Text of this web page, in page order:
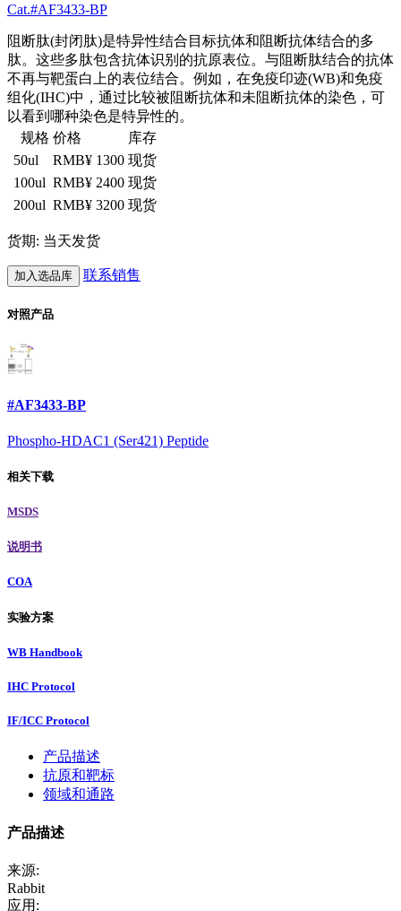
Cat.#AF3433-BP
阻断肽(封闭肽)是特异性结合目标抗体和阻断抗体结合的多
肽。这些多肽包含抗体识别的抗原表位。与阻断肽结合的抗体
不再与靶蛋白上的表位结合。例如，在免疫印迹(WB)和免疫
组化(IHC)中，通过比较被阻断抗体和未阻断抗体的染色，可
以看到哪种染色是特异性的。
规格 价格
库存
50ul
RMB¥ 1300 现货
100ul RMB¥ 2400 现货
200ul RMB¥ 3200 现货
货期: 当天发货
加入选品库 联系销售
对照产品
#AF3433-BP
Phospho-HDAC1 (Ser421) Peptide
相关下载
MSDS
说明书
COA
实验方案
WB Handbook
IHC Protocol
IF/ICC Protocol
产品描述
抗原和靶标
领域和通路
产品描述
来源:
Rabbit
应用: